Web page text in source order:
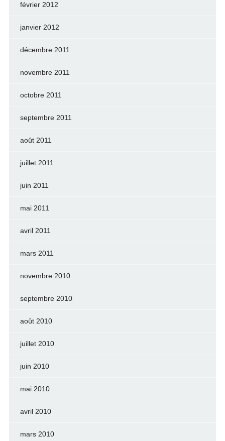
février 2012
janvier 2012
décembre 2011
novembre 2011
octobre 2011
septembre 2011
août 2011
juillet 2011
juin 2011
mai 2011
avril 2011
mars 2011
novembre 2010
septembre 2010
août 2010
juillet 2010
juin 2010
mai 2010
avril 2010
mars 2010